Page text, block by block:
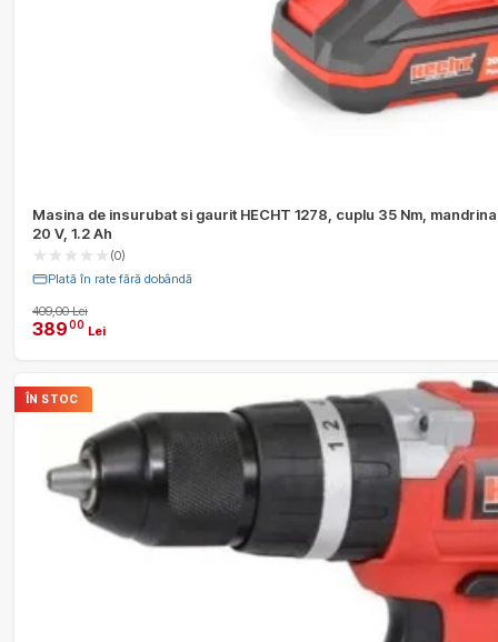
Masina de insurubat si gaurit HECHT 1278, cuplu 35 Nm,
20 V, 1.2 Ah
(0)
Plată în rate fără dobândă
409,00 Lei
38900 Lei
ÎN STOC